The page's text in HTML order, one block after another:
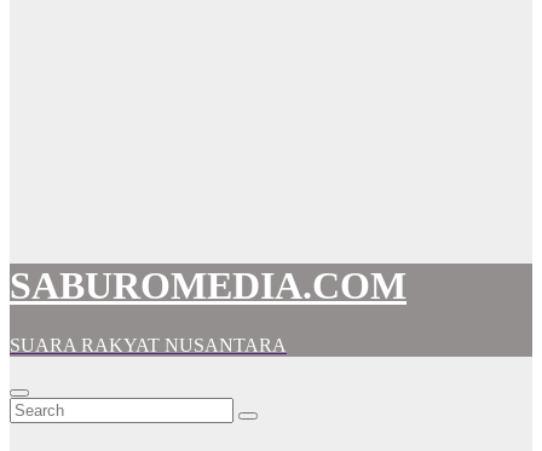
SABUROMEDIA.COM
SUARA RAKYAT NUSANTARA